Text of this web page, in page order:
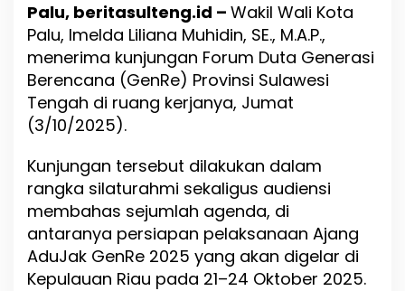
R
e
d
l
a
u
k
a
i
R
e
Palu, beritasulteng.id – Wakil Wali Kota
Palu, Imelda Liliana Muhidin, SE., M.A.P.,
menerima kunjungan Forum Duta Generasi
Berencana (GenRe) Provinsi Sulawesi
Tengah di ruang kerjanya, Jumat
(3/10/2025).
Kunjungan tersebut dilakukan dalam
rangka silaturahmi sekaligus audiensi
membahas sejumlah agenda, di
antaranya persiapan pelaksanaan Ajang
AduJak GenRe 2025 yang akan digelar di
Kepulauan Riau pada 21–24 Oktober 2025.